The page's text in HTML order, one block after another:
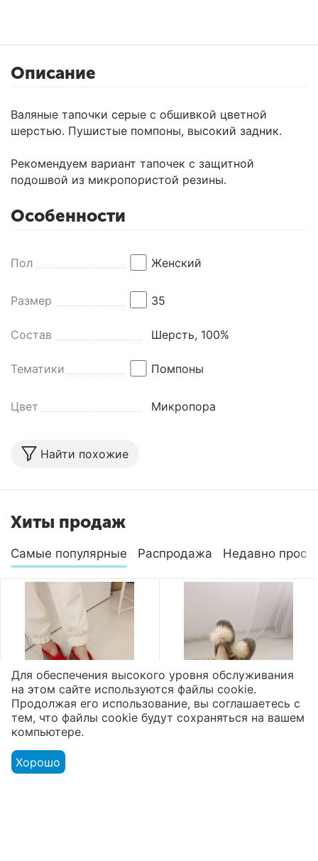
Описание
Валяные тапочки серые с обшивкой цветной
шерстью. Пушистые помпоны, высокий задник.
Рекомендуем вариант тапочек с защитной
подошвой из микропористой резины.
Особенности
Пол Женский
Размер 35
Состав Шерсть, 100%
Тематики Помпоны
Цвет Микропора
Найти похожие
Хиты продаж
Самые популярные Распродажа Недавно
Валяные тапочки
высокие микропора
"Помпон"
Для обеспечения высокого уровня обслуживания
на этом сайте используются файлы cookie.
Продолжая его использование, вы соглашаетесь с
тем, что файлы cookie будут сохраняться на вашем
компьютере.
Хорошо